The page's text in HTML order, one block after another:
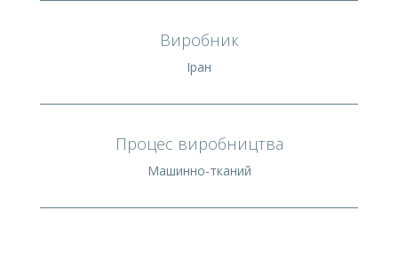
Виробник
Іран
Процес виробництва
Машинно-тканий